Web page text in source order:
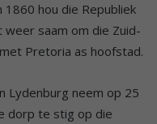
1860 hou die Republiek
saam om die Zuid-
Pretoria as hoofstad.
Lydenburg neem op 25
dorp te stig op die